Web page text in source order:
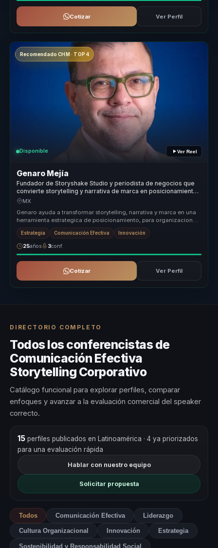
Cotizar Ver Perfil
Recomendado CHM · TOP 4
Disponible Ver Reel
Genaro Mejía
Fundador de Storyshake Studio y periodista de negocios que
convierte storytelling y narrativa de marca en posicionamiento
para empresas y lideres.
MX
Genaro ayuda a transformar storytelling, narrativa y marca en una
herramienta estrategica de posicionamiento, para organizaciones
que nec...
Estrategia Comunicación Efectiva Innovación
25años 3conf.
Cotizar Ver Perfil
DIRECTORIO COMPLETO
Todos los conferencistas de
Comunicación Efectiva
Storytelling Corporativo
Catálogo funcional para explorar perfiles, comparar
enfoques y avanzar a la evaluación comercial del speaker
correcto.
15perfiles publicados en Latinoamérica · 4 ya priorizados
para una evaluación rápida
Hablar con nuestro equipo
Solicitar propuesta
Todos Comunicación Efectiva Liderazgo
Cultura Organizacional Innovación Estrategia
Sostenibilidad y Responsabilidad Social